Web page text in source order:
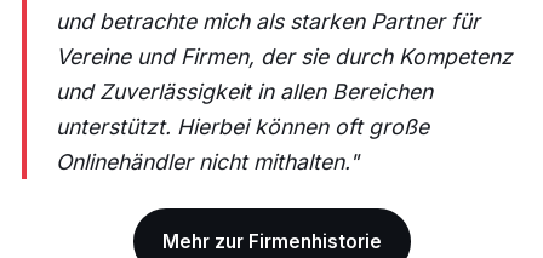
und betrachte mich als starken Partner für
Vereine und Firmen, der sie durch Kompetenz
und Zuverlässigkeit in allen Bereichen
unterstützt. Hierbei können oft große
Onlinehändler nicht mithalten."
Mehr zur Firmenhistorie